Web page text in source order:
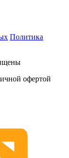
Политика
офертой